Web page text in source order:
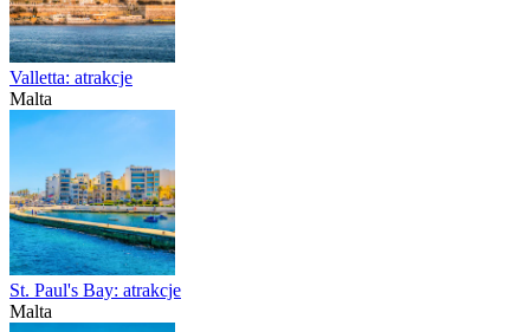
Valletta: atrakcje
Malta
St. Paul's Bay: atrakcje
Malta